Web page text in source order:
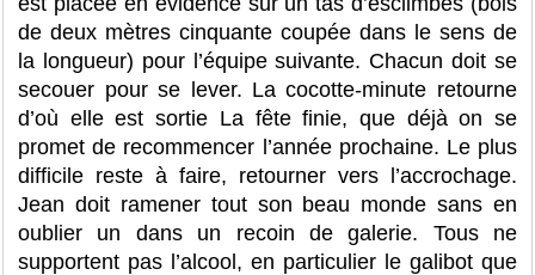
de deux mètres cinquante coupée dans le sens de
la longueur) pour l’équipe suivante. Chacun doit se
secouer pour se lever. La cocotte-minute retourne
d’où elle est sortie La fête finie, que déjà on se
promet de recommencer l’année prochaine. Le plus
difficile reste à faire, retourner vers l’accrochage.
Jean doit ramener tout son beau monde sans en
oublier un dans un recoin de galerie. Tous ne
supportent pas l’alcool, en particulier le galibot que